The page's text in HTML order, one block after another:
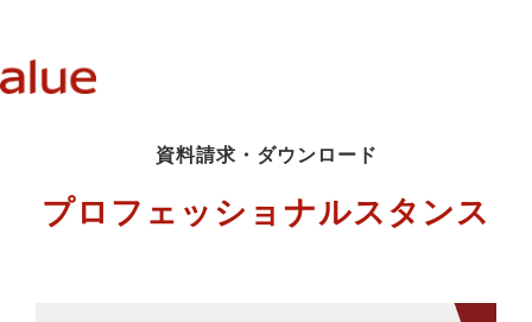
資料請求・ダウンロード
プロフェッショナルスタンス